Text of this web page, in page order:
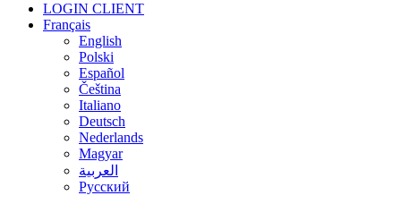
LOGIN CLIENT
Français
English
Polski
Español
Čeština
Italiano
Deutsch
Nederlands
Magyar
العربية‏
Русский